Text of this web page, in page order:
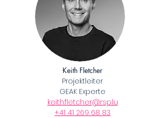
Keith Fletcher
Projektleiter
GEAK Experte
keith.fletcher@rsp.lu
​+41 41 269 68 83